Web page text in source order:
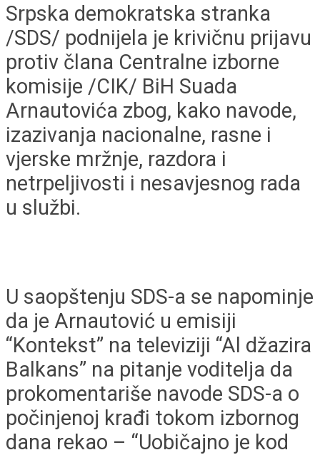
Srpska demokratska stranka
/SDS/ podnijela je krivičnu prijavu
protiv člana Centralne izborne
komisije /CIK/ BiH Suada
Arnautovića zbog, kako navode,
izazivanja nacionalne, rasne i
vjerske mržnje, razdora i
netrpeljivosti i nesavjesnog rada
u službi.
U saopštenju SDS-a se napominje
da je Arnautović u emisiji
“Kontekst” na televiziji “Al džazira
Balkans” na pitanje voditelja da
prokomentariše navode SDS-a o
počinjenoj krađi tokom izbornog
dana rekao – “Uobičajno je kod